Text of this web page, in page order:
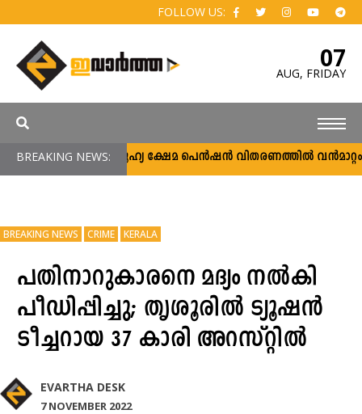
FOLLOW US:
07
AUG, FRIDAY
BREAKING NEWS:സാമൂഹ്യ ക്ഷേമ പെൻഷൻ വിതരണത്തിൽ വൻമാറ്റം;
BREAKING NEWS CRIME KERALA
പതിനാറുകാരനെ മദ്യം നല്‍കി
പീഡിപ്പിച്ചു; തൃശൂരിൽ ട്യൂഷന്‍
ടീച്ചറായ 37 കാരി അറസ്റ്റിൽ
EVARTHA DESK
7 NOVEMBER 2022